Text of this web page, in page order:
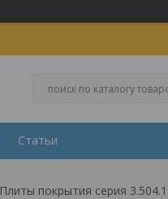
Статьи
Плиты покрытия серия